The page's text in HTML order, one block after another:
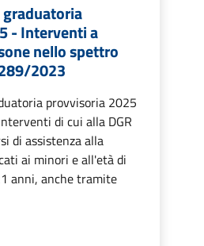
- Interventi a
nello spettro
2023
provvisoria 2025
di cui alla DGR
di assistenza alla
ai minori e all'età di
anni, anche tramite